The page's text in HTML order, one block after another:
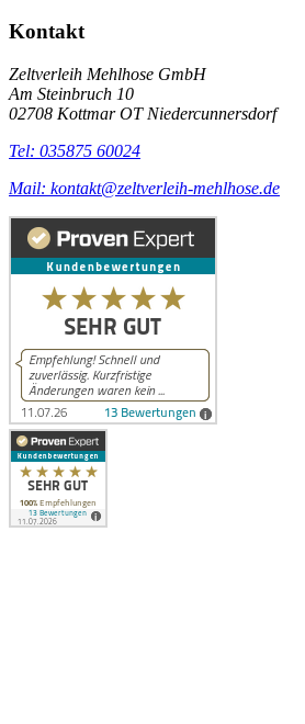
Kontakt
Zeltverleih Mehlhose GmbH
Am Steinbruch 10
02708 Kottmar OT Niedercunnersdorf
Tel: 035875 60024
Mail: kontakt@zeltverleih-mehlhose.de